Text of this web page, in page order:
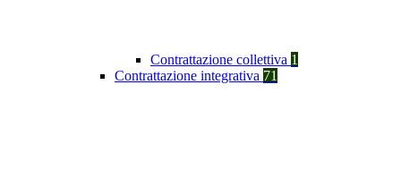
Contrattazione collettiva 1
Contrattazione integrativa 71